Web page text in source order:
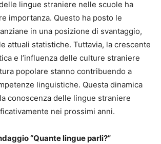
lingue straniere nelle scuole ha
importanza. Questo ha posto le
in una posizione di svantaggio,
attuali statistiche. Tuttavia, la crescente
e l’influenza delle culture straniere
popolare stanno contribuendo a
linguistiche. Questa dinamica
conoscenza delle lingue straniere
nei prossimi anni.
“Quante lingue parli?”